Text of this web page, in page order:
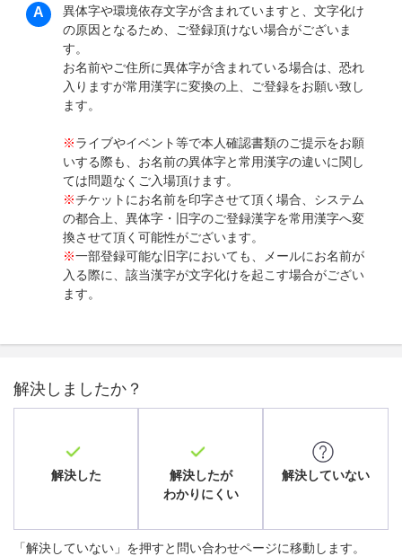
異体字や環境依存文字が含まれていますと、文字化け
の原因となるため、ご登録頂けない場合がございま
す。
お名前やご住所に異体字が含まれている場合は、恐れ
入りますが常用漢字に変換の上、ご登録をお願い致し
ます。
※ライブやイベント等で本人確認書類のご提示をお願
いする際も、お名前の異体字と常用漢字の違いに関し
ては問題なくご入場頂けます。
※チケットにお名前を印字させて頂く場合、システム
の都合上、異体字・旧字のご登録漢字を常用漢字へ変
換させて頂く可能性がございます。
※一部登録可能な旧字においても、メールにお名前が
入る際に、該当漢字が文字化けを起こす場合がござい
ます。
解決しましたか？
解決した
解決したが
わかりにくい
解決していない
「解決していない」を押すと問い合わせページに移動します。